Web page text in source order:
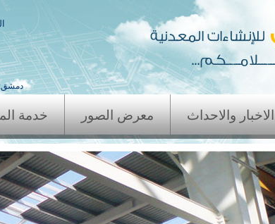
الاخبار والاحداث معرض الصور خدمة